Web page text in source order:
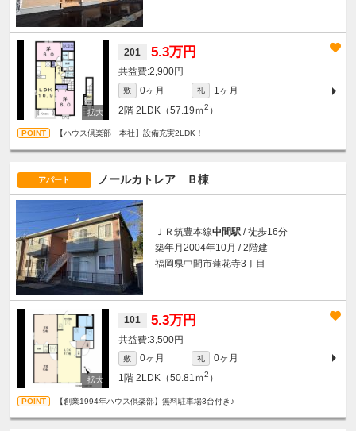
201 5.3万円
2,900円
敷 0ヶ月 礼
1ヶ月
2階 2LDK（57.19ｍ2 ）
【ハウス倶楽部 本社】設備充実2LDK！
アパート ノールカトレア Ｂ棟
ＪＲ筑豊本線中間駅 / 徒歩16分
築年月2004年10月 / 2階建
福岡県中間市蓮花寺3丁目
101 5.3万円
3,500円
敷 0ヶ月 礼
0ヶ月
1階 2LDK（50.81ｍ2 ）
【創業1994年ハウス倶楽部】無料駐車場3台付き♪